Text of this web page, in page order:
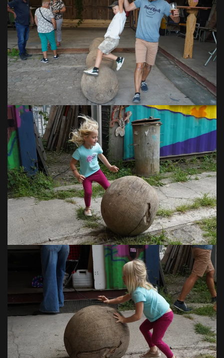
VOIR EN GRAND
VOIR EN GRAND
VOIR EN GRAND